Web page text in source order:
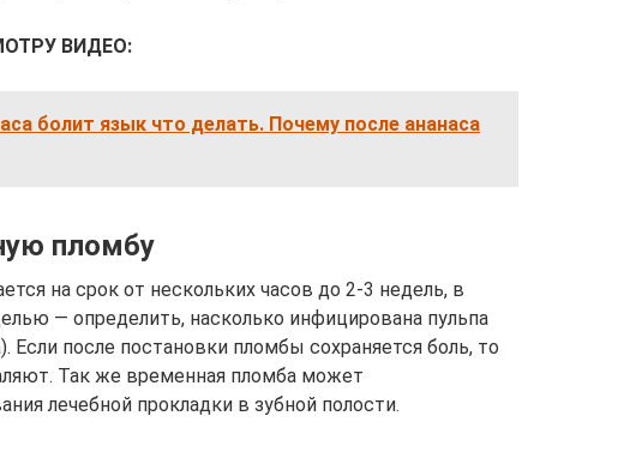
ВИДЕО:
болит язык что делать. Почему после ананаса
пломбу
на срок от нескольких часов до 2-3 недель, в
― определить, насколько инфицирована пульпа
Если после постановки пломбы сохраняется боль, то
Так же временная пломба может
лечебной прокладки в зубной полости.